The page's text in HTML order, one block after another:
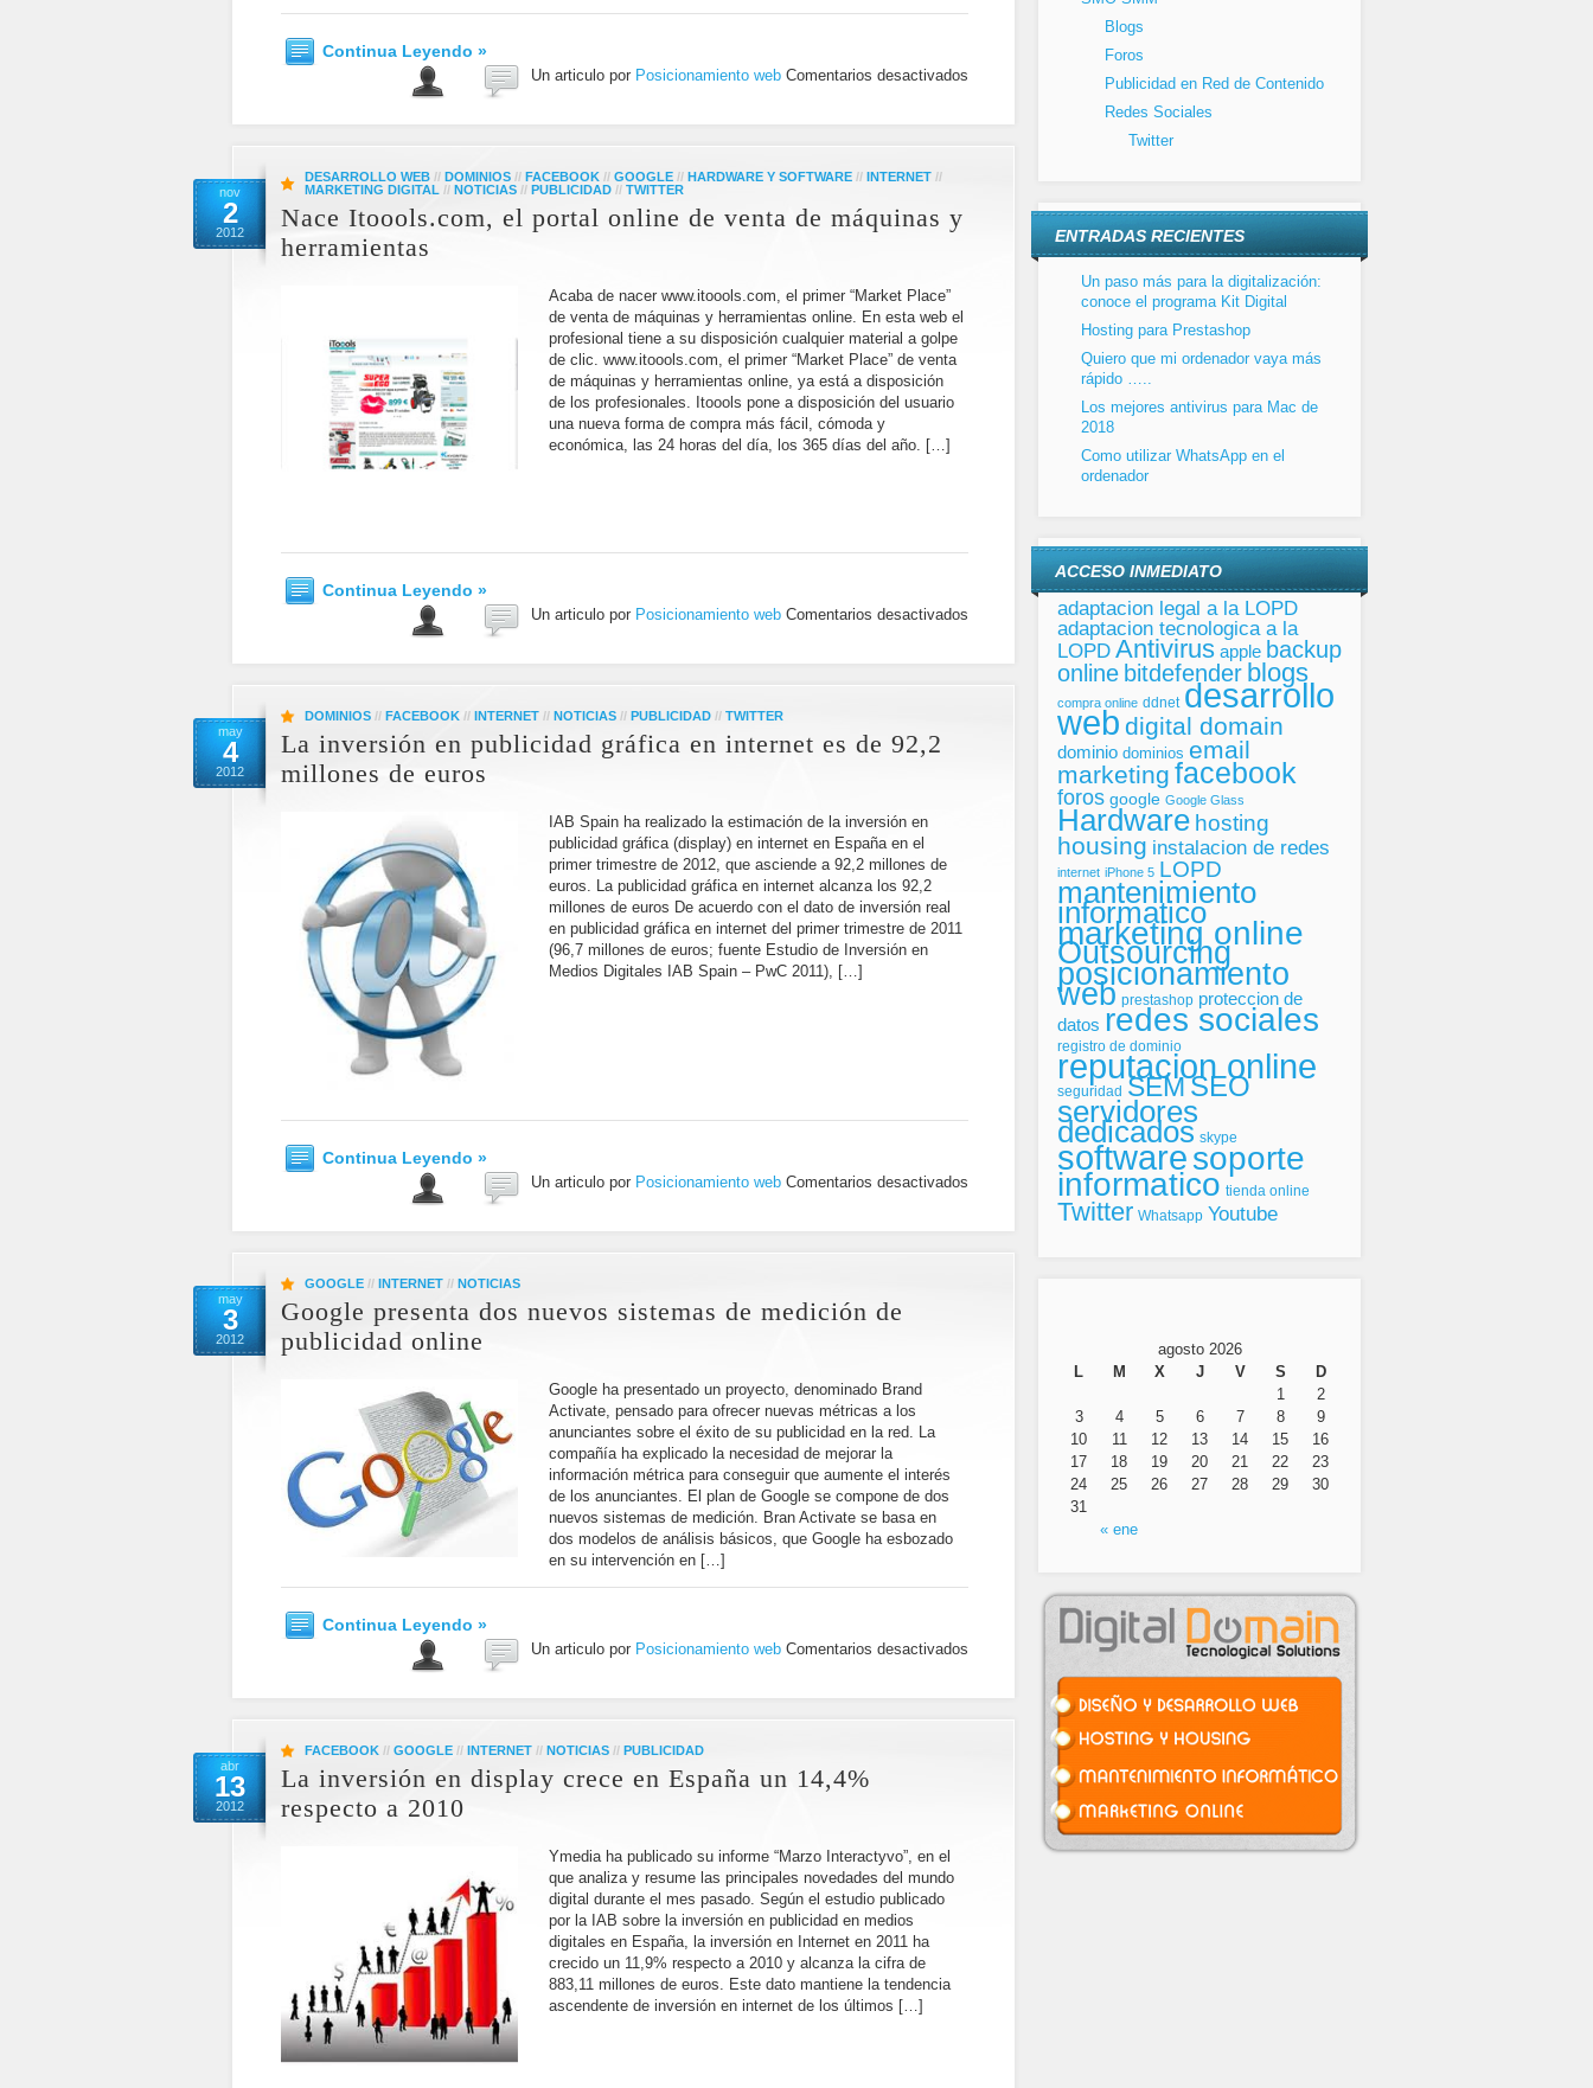
Continua Leyendo »
Un articulo por Posicionamiento web Comentarios desactivados
nov
2
2012
DESARROLLO WEB // DOMINIOS // FACEBOOK // GOOGLE // HARDWARE Y SOFTWARE // INTERNET //
MARKETING DIGITAL // NOTICIAS // PUBLICIDAD // TWITTER
Nace Itoools.com, el portal online de venta de máquinas y
herramientas
Acaba de nacer www.itoools.com, el primer “Market Place”
de venta de máquinas y herramientas online. En esta web el
profesional tiene a su disposición cualquier material a golpe
de clic. www.itoools.com, el primer “Market Place” de venta
de máquinas y herramientas online, ya está a disposición
de los profesionales. Itoools pone a disposición del usuario
una nueva forma de compra más fácil, cómoda y
económica, las 24 horas del día, los 365 días del año. […]
Continua Leyendo »
Un articulo por Posicionamiento web Comentarios desactivados
may
4
2012
DOMINIOS // FACEBOOK // INTERNET // NOTICIAS // PUBLICIDAD // TWITTER
La inversión en publicidad gráfica en internet es de 92,2
millones de euros
IAB Spain ha realizado la estimación de la inversión en
publicidad gráfica (display) en internet en España en el
primer trimestre de 2012, que asciende a 92,2 millones de
euros. La publicidad gráfica en internet alcanza los 92,2
millones de euros De acuerdo con el dato de inversión real
en publicidad gráfica en internet del primer trimestre de 2011
(96,7 millones de euros; fuente Estudio de Inversión en
Medios Digitales IAB Spain – PwC 2011), […]
Continua Leyendo »
Un articulo por Posicionamiento web Comentarios desactivados
may
3
2012
GOOGLE // INTERNET // NOTICIAS
Google presenta dos nuevos sistemas de medición de
publicidad online
Google ha presentado un proyecto, denominado Brand
Activate, pensado para ofrecer nuevas métricas a los
anunciantes sobre el éxito de su publicidad en la red. La
compañía ha explicado la necesidad de mejorar la
información métrica para conseguir que aumente el interés
de los anunciantes. El plan de Google se compone de dos
nuevos sistemas de medición. Bran Activate se basa en
dos modelos de análisis básicos, que Google ha esbozado
en su intervención en […]
Continua Leyendo »
Un articulo por Posicionamiento web Comentarios desactivados
abr
13
2012
FACEBOOK // GOOGLE // INTERNET // NOTICIAS // PUBLICIDAD
La inversión en display crece en España un 14,4%
respecto a 2010
Ymedia ha publicado su informe “Marzo Interactyvo”, en el
que analiza y resume las principales novedades del mundo
digital durante el mes pasado. Según el estudio publicado
por la IAB sobre la inversión en publicidad en medios
digitales en España, la inversión en Internet en 2011 ha
crecido un 11,9% respecto a 2010 y alcanza la cifra de
883,11 millones de euros. Este dato mantiene la tendencia
ascendente de inversión en internet de los últimos […]
Blogs
Foros
Publicidad en Red de Contenido
Redes Sociales
Twitter
ENTRADAS RECIENTES
Un paso más para la digitalización:
conoce el programa Kit Digital
Hosting para Prestashop
Quiero que mi ordenador vaya más
rápido …..
Los mejores antivirus para Mac de
2018
Como utilizar WhatsApp en el
ordenador
ACCESO INMEDIATO
adaptacion legal a la LOPD
adaptacion tecnologica a la
LOPD Antivirus apple backup
online bitdefender blogs
compra online ddnet desarrollo
web digital domain
dominio dominios email
marketing facebook
foros google Google Glass
Hardware hosting
housing instalacion de redes
internet iPhone 5 LOPD
mantenimiento
informatico
marketing online
Outsourcing
posicionamiento
web prestashop proteccion de
datos redes sociales
registro de dominio
reputacion online
seguridad SEMSEO
servidores
dedicados skype
softwaresoporte
informatico tienda online
Twitter Whatsapp Youtube
agosto 2026
L
M X J V S D
« ene
1
2
3
4 5 6 7 8
9
10
11 12 13 14 15
16
17
18 19 20 21 22
23
24
25 26 27 28 29
30
31